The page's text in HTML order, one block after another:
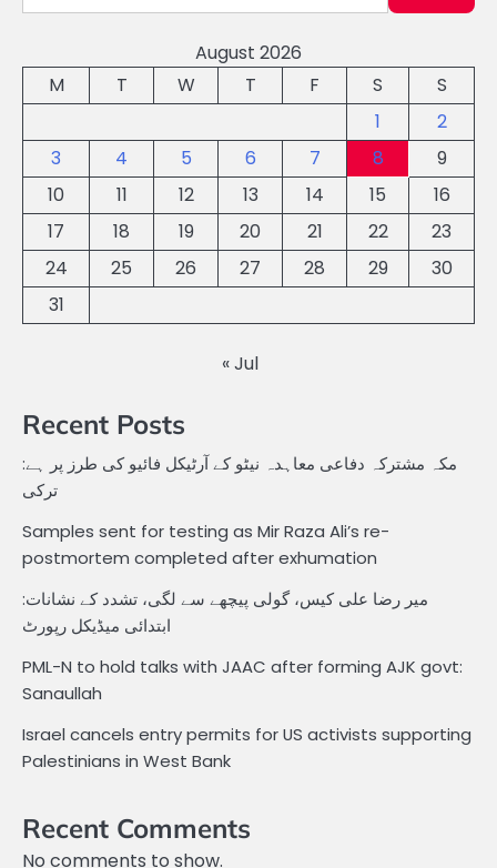
August 2026
M
T W T F S
S
1
2
3
4 5 6 7 8
9
10
11 12 13 14 15
16
17
18 19 20 21 22
23
24
25 26 27 28 29
30
31
« Jul
Recent Posts
مکہ مشترکہ دفاعی معاہدہ نیٹو کے آرٹیکل فائیو کی طرز پر ہے:
ترکی
Samples sent for testing as Mir Raza Ali’s re-
postmortem completed after exhumation
میر رضا علی کیس، گولی پیچھے سے لگی، تشدد کے نشانات:
ابتدائی میڈیکل رپورٹ
PML-N to hold talks with JAAC after forming AJK govt:
Sanaullah
Israel cancels entry permits for US activists supporting
Palestinians in West Bank
Recent Comments
No comments to show.